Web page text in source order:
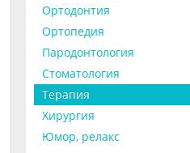
Ортодонтия
Ортопедия
Пародонтология
Стоматология
Терапия
Хирургия
Юмор, релакс